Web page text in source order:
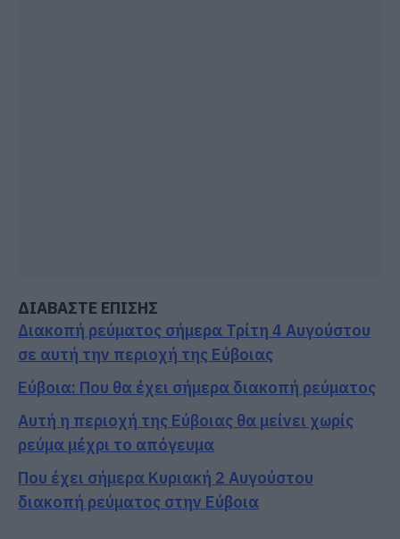
ΔΙΑΒΑΣΤΕ ΕΠΙΣΗΣ
Διακοπή ρεύματος σήμερα Τρίτη 4 Αυγούστου
σε αυτή την περιοχή της Εύβοιας
Εύβοια: Που θα έχει σήμερα διακοπή ρεύματος
Αυτή η περιοχή της Εύβοιας θα μείνει χωρίς
ρεύμα μέχρι το απόγευμα
Που έχει σήμερα Κυριακή 2 Αυγούστου
διακοπή ρεύματος στην Εύβοια